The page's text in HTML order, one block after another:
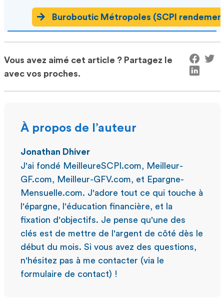
Buroboutic Métropoles (SCPI
Vous avez aimé cet article ? Partagez le
avec vos proches.
À propos de l’auteur
Jonathan Dhiver
J'ai fondé MeilleureSCPI.com, Meilleur-
GF.com, Meilleur-GFV.com, et Epargne-
Mensuelle.com. J'adore tout ce qui touche à
l'épargne, l'éducation financière, et la
fixation d'objectifs. Je pense qu'une des
clés est de mettre de l'argent de côté dès le
début du mois. Si vous avez des questions,
n'hésitez pas à me contacter (via le
formulaire de contact) !